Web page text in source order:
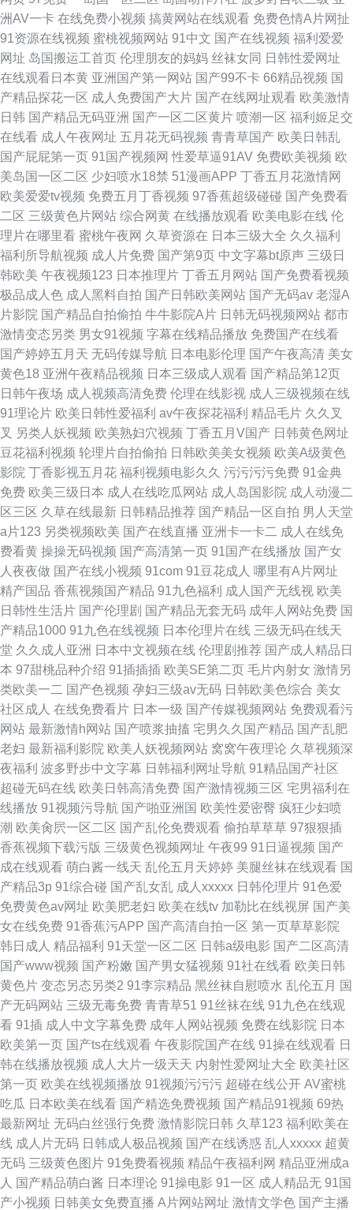
洲AV一卡 在线免费小视频 搞黄网站在线观看 免费色情A片网扯
91资源在线视频 蜜桃视频网站 91中文 国产在线视频 福利爱爱
网址 岛国搬运工首页 伦理朋友的妈妈 丝袜女同 日韩性爱网址
在线观看日本黄 亚洲国产第一网站 国产99不卡 66精品视频 国
产精品探花一区 成人免费国产大片 国产在线网址观看 欧美激情
日韩 国产精品无码亚洲 国产一区二区黄片 喷潮一区 福利姬足交
在线看 成人午夜网址 五月花无码视频 青青草国产 欧美日韩乱
国产屁屁第一页 91国产视频网 性爱草逼91AV 免费欧美视频 欧
美岛国一区二区 少妇喷水18禁 51漫画APP 丁香五月花激情网
欧美爱爱tv视频 免费五月丁香视频 97香蕉超级碰碰 国产免费看
二区 三级黄色片网站 综合网黄 在线播放观看 欧美电影在线 伦
理片在哪里看 蜜桃午夜网 久草资源在 日本三级大全 久久福利
福利所导航视频 成人片免费 国产第9页 中文字幕bt原声 三级日
韩欧美 午夜视频123 日本推理片 丁香五月网站 国产免费看视频
极品成人色 成人黑料自拍 国产日韩欧美网站 国产无码av 老湿A
片影院 国产精品自拍偷拍 牛牛影院A片 日韩无码视频网站 都市
激情变态另类 男女91视频 字幕在线精品播放 免费国产在线看
国产婷婷五月天 无码传媒导航 日本电影伦理 国产午夜高清 美女
黄色18 亚洲午夜精品视频 日本三级成人观看 国产精品第12页
日韩午夜场 成人视频高清免费 伦理在线影视 成人三级视频在线
91理论片 欧美日韩性爱福利 av午夜探花福利 精品毛片 久久叉
叉 另类人妖视频 欧美熟妇穴视频 丁香五月V国产 日韩黄色网址
豆花福利视频 轮理片自拍偷拍 日韩欧美美女视频 欧美A级黄色
影院 丁香影视五月花 福利视频电影久久 污污污污免费 91金典
免费 欧美三级日本 成人在线吃瓜网站 成人岛国影院 成人动漫二
区三区 久草在线最新 日韩精品推荐 国产精品一区自拍 男人天堂
a片123 另类视频欧美 国产在线直播 亚洲卡一卡二 成人在线免
费看黄 操操无码视频 国产高清第一页 91国产在线播放 国产女
人夜夜做 国产在线小视频 91com 91豆花成人 哪里有A片网址
精产国品 香蕉视频国产精品 91九色福利 成人国产无线视 欧美
日韩性生活片 国产伦理剧 国产精品无套无码 成年人网站免费 国
产精品1000 91九色在线视频 日本伦理片在线 三级无码在线天
堂 久久成人亚洲 日本中文视频在线 伦理剧推荐 国产成人精品日
本 97甜桃品种介绍 91插插插 欧美SE第二页 毛片内射女 激情另
类欧美一二 国产色视频 孕妇三级av无码 日韩欧美色综合 美女
社区成人 在线免费看片 日本一级 国产传媒视频网站 免费观看污
网站 最新激情h网站 国产喷浆抽搐 宅男久久国产精品 国产乱肥
老妇 最新福利影院 欧美人妖视频网站 窝窝午夜理论 久草视频深
夜福利 波多野步中文字幕 日韩福利网址导航 91精品国产社区
超碰无码在线 欧美日韩高清免费 国产激情视频三区 宅男福利在
线播放 91视频污导航 国产啪亚洲国 欧美性爱密臀 疯狂少妇喷
潮 欧美肏屄一区二区 国产乱伦免费观看 偷拍草草草 97狠狠插
香蕉视频下载污版 三级黄色视频网址 午夜99 91日逼视频 国产
成在线观看 萌白酱一线天 乱伦五月天婷婷 美腿丝袜在线观看 国
产精品3p 91综合碰 国产乱女乱 成人xxxxx 日韩伦理片 91色爱
免费黄色av网址 欧美肥老妇 欧美在线tv 加勒比在线视屏 国产美
女在线免费 91香蕉污APP 国产高清自拍一区 第一页草草影院
韩日成人 精品福利 91天堂一区二区 日韩a级电影 国产二区高清
国产www视频 国产粉嫩 国产男女猛视频 91社在线看 欧美日韩
黄色片 变态另态另类2 91李宗精品 黑丝袜自慰喷水 乱伦五月 国
产无码网站 三级无毒免费 青青草51 91丝袜在线 91九色在线观
看 91插 成人中文字幕免费 成年人网站视频 免费在线影院 日本
欧美第一页 国产ts在线观看 午夜影院国产在线 91操在线观看 日
韩在线播放视频 成人大片一级天天 内射性爱网址大全 欧美社区
第一页 欧美在线视频播放 91视频污污污 超碰在线公开 AV蜜桃
吃瓜 日本欧美在线看 国产精选免费视频 国产精品91视频 69热
最新网址 无码白丝强行免费 激情影院日韩 久草123 福利欧美在
线 成人片无码 日韩成人极品视频 国产在线诱惑 乱人xxxxx 超黄
无码 三级黄色图片 91免费看视频 精品午夜福利网 精品亚洲成a
人 国产精品萌白酱 日本理论 91操电影 91一区 成人精品无 91国
产小视频 日韩美女免费直播 A片网站网址 激情文学色 国产主播